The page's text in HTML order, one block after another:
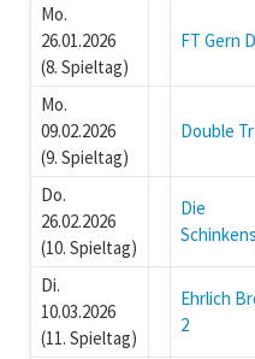
Mo.
26.01.2026
(8. Spieltag)
FT Gern
Mo.
09.02.2026
(9. Spieltag)
Double
Do.
26.02.2026
(10. Spieltag)
Die
Di.
10.03.2026
(11. Spieltag)
Ehrlich
2